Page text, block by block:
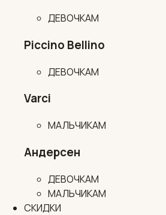
ДЕВОЧКАМ
Piccino Bellino
ДЕВОЧКАМ
Varci
МАЛЬЧИКАМ
Андерсен
ДЕВОЧКАМ
МАЛЬЧИКАМ
СКИДКИ